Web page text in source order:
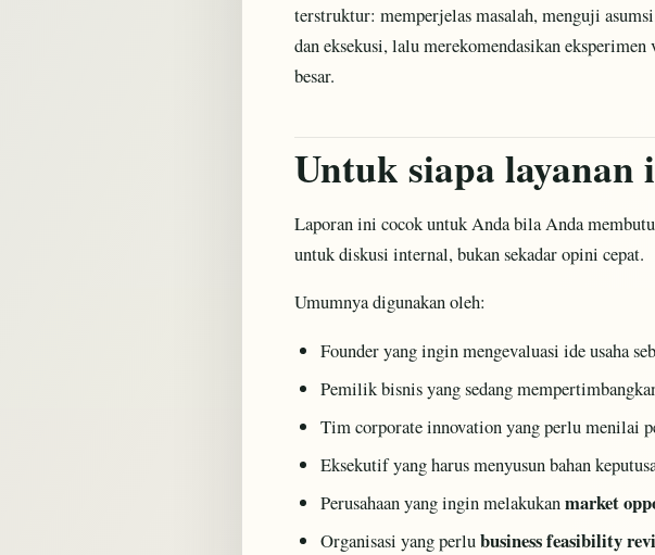
terstruktur: memperjelas masalah, menguji
dan eksekusi, lalu merekomendasikan
besar.
Untuk siapa layanan
Laporan ini cocok untuk Anda bila Anda
untuk diskusi internal, bukan sekadar opini cepat.
Umumnya digunakan oleh:
Founder yang ingin mengevaluasi ide usaha
Pemilik bisnis yang sedang
Tim corporate innovation yang perlu menilai
Eksekutif yang harus menyusun bahan
Perusahaan yang ingin melakukanmarket
Organisasi yang perlubusiness feasibility